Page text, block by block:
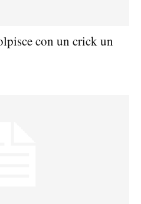
con un crick un